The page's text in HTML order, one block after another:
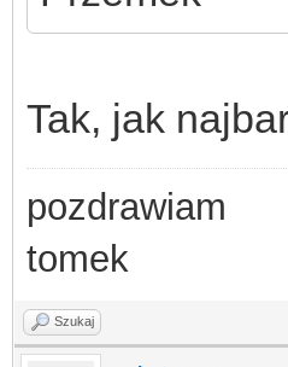
Tak, jak
pozdrawiam
tomek
Szukaj